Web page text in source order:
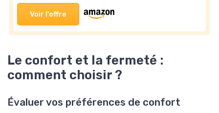
Voir l'offre
Le confort et la fermeté :
comment choisir ?
Évaluer vos préférences de confort